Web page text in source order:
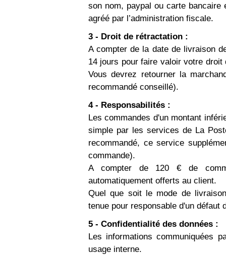
son nom, paypal ou carte bancaire
agréé par l’administration fiscale.
3 - Droit de rétractation :
A compter de la date de livraison
14 jours pour faire valoir votre
Vous devrez retourner la
recommandé conseillé).
4 - Responsabilités :
Les commandes d'un montant
simple par les services de La
recommandé, ce service
commande).
A compter de 120 € de
automatiquement offerts au client.
Quel que soit le mode de
tenue pour responsable d'un
5 - Confidentialité des données :
Les informations communiquées
usage interne.